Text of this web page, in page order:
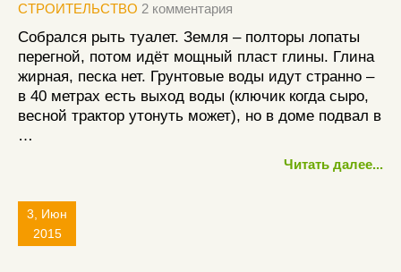
СТРОИТЕЛЬСТВО 2 комментария
Собрался рыть туалет. Земля – полторы лопаты
перегной, потом идёт мощный пласт глины. Глина
жирная, песка нет. Грунтовые воды идут странно –
в 40 метрах есть выход воды (ключик когда сыро,
весной трактор утонуть может), но в доме подвал в
…
Читать далее...
3, Июн
2015